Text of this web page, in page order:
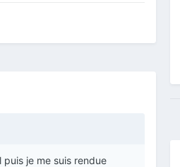
je me suis rendue